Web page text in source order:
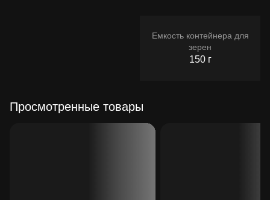
Емкость контейнера для
зерен
150 г
Просмотренные товары